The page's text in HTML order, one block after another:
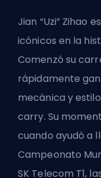
Jian “Uzi” Zihao
icónicos en la
Comenzó su
rápidamente
mecánica y
carry. Su
cuando ayudó a
Campeonato
SK Telecom T1,